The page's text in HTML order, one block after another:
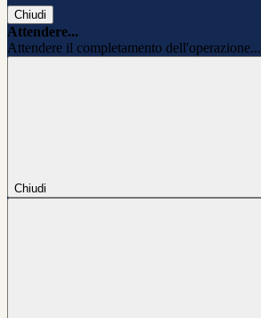
Chiudi
Attendere...
Attendere il completamento dell'operazione...
Chiudi